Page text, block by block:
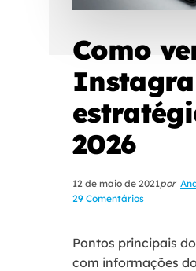
Como
2026
12 de maio de 2021por
29 Comentários
Pontos principais
com informações